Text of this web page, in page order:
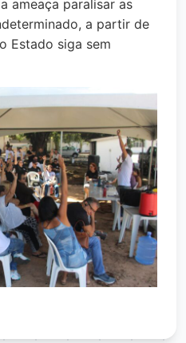
ameaça paralisar as
a partir de
Estado siga sem